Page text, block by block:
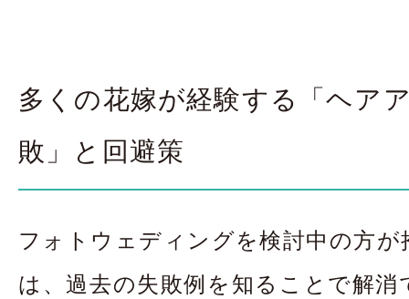
多くの花嫁が経験する「ヘア
敗」と回避策
フォトウェディングを検討中の方が
は、過去の失敗例を知ることで解消